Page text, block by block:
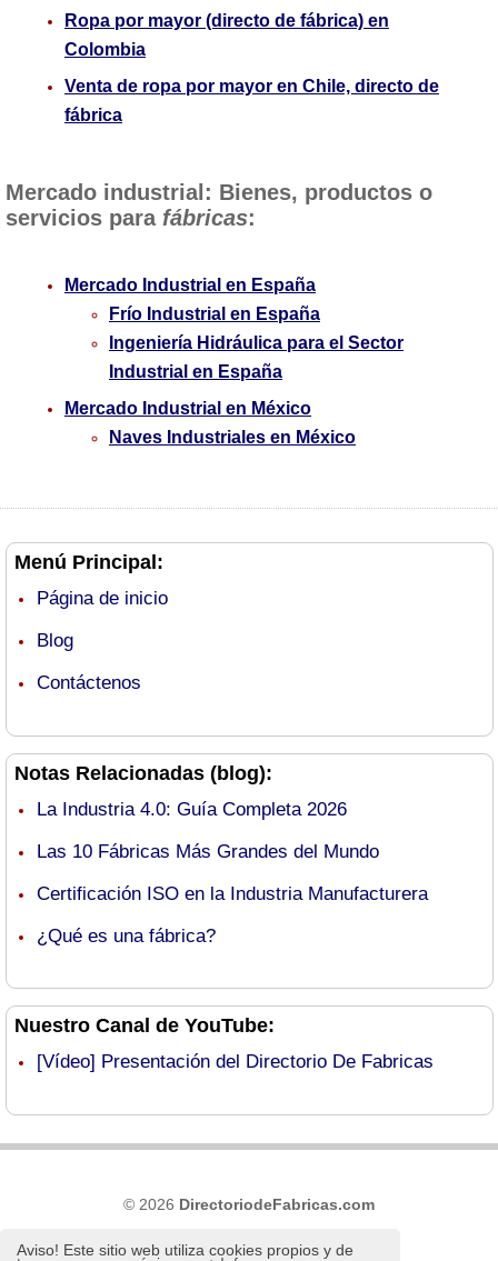
Aviso! Este sitio web utiliza cookies propios y de
Ropa por mayor (directo de fábrica) en
Colombia
Venta de ropa por mayor en Chile, directo de
fábrica
Mercado industrial: Bienes, productos o
servicios para fábricas:
Mercado Industrial en España
Frío Industrial en España
Ingeniería Hidráulica para el Sector
Industrial en España
Mercado Industrial en México
Naves Industriales en México
Menú Principal:
Página de inicio
Blog
Contáctenos
Notas Relacionadas (blog):
La Industria 4.0: Guía Completa 2026
Las 10 Fábricas Más Grandes del Mundo
Certificación ISO en la Industria Manufacturera
¿Qué es una fábrica?
Nuestro Canal de YouTube:
[Vídeo] Presentación del Directorio De Fabricas
© 2026 DirectoriodeFabricas.com